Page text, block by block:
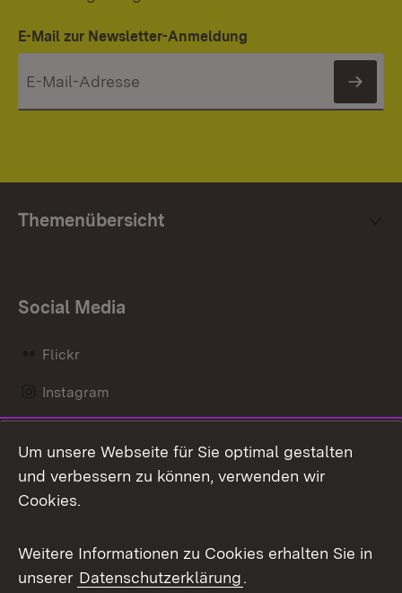
E-Mail zur Newsletter-Anmeldung
Themenübersicht
Social Media
Flickr
Instagram
Mastodon
Messenger
Social Wall
X / Twitter
Um unsere Webseite für Sie optimal gestalten
und verbessern zu können, verwenden wir
Cookies.
Weitere Informationen zu Cookies erhalten Sie in
unserer Datenschutzerklärung.